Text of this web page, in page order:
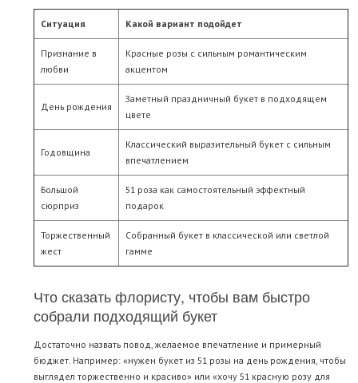
Ситуация Какой вариант подойдет
Признание в
любви
Красные розы с сильным романтическим
акцентом
День рождения
Заметный праздничный букет в подходящем
цвете
Годовщина
Классический выразительный букет с сильным
впечатлением
Большой
сюрприз
51 роза как самостоятельный эффектный
подарок
Торжественный
жест
Собранный букет в классической или светлой
гамме
Что сказать флористу, чтобы вам быстро
собрали подходящий букет
Достаточно назвать повод, желаемое впечатление и примерный
бюджет. Например: «нужен букет из 51 розы на день рождения, чтобы
выглядел торжественно и красиво» или «хочу 51 красную розу для